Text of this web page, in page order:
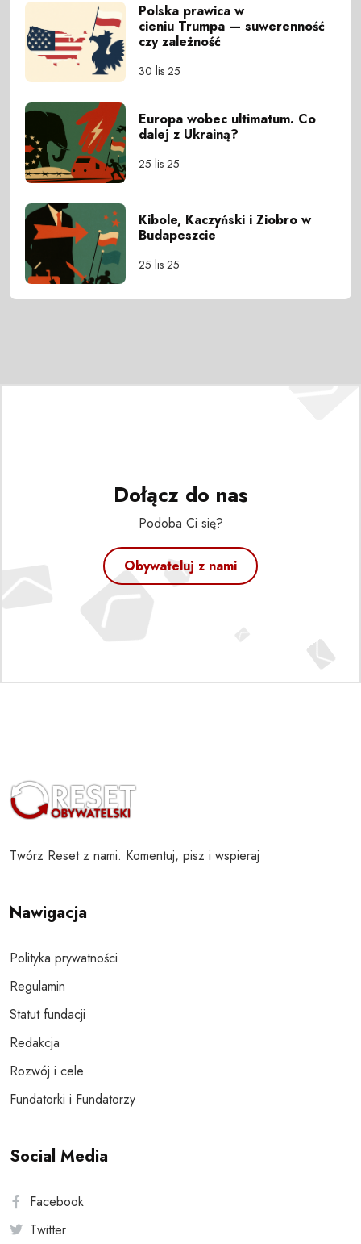
Polska prawica w
cieniu Trumpa — suwerenność
czy zależność
30 lis 25
Europa wobec ultimatum. Co
dalej z Ukrainą?
25 lis 25
Kibole, Kaczyński i Ziobro w
Budapeszcie
25 lis 25
Dołącz do nas
Podoba Ci się?
Obywateluj z nami
Twórz Reset z nami. Komentuj, pisz i wspieraj
Nawigacja
Polityka prywatności
Regulamin
Statut fundacji
Redakcja
Rozwój i cele
Fundatorki i Fundatorzy
Social Media
Facebook
Twitter